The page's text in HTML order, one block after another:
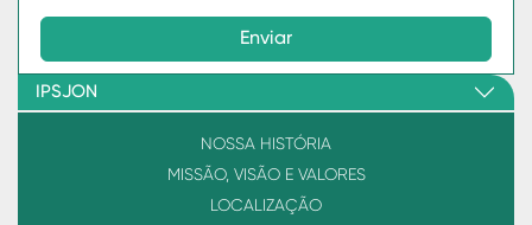
Enviar
IPSJON
NOSSA HISTÓRIA
MISSÃO, VISÃO E VALORES
LOCALIZAÇÃO